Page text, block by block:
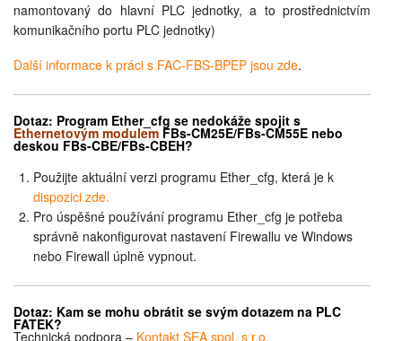
namontovaný do hlavní PLC jednotky, a to prostřednictvím
komunikačního portu PLC jednotky)
Další informace k práci s FAC-FBS-BPEP jsou zde.
Dotaz: Program Ether_cfg se nedokáže spojit s
Ethernetovým modulem FBs-CM25E/FBs-CM55E nebo
deskou FBs-CBE/FBs-CBEH?
Použijte aktuální verzi programu Ether_cfg, která je k
dispozici zde.
Pro úspěšné používání programu Ether_cfg je potřeba
správně nakonfigurovat nastavení Firewallu ve Windows
nebo Firewall úplně vypnout.
Dotaz: Kam se mohu obrátit se svým dotazem na PLC
FATEK?
Technická podpora – Kontakt SEA spol. s r.o.